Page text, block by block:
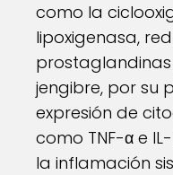
como la
lipoxigenasa,
jengibre, por su
expresión de
como TNF-α e
la inflamación